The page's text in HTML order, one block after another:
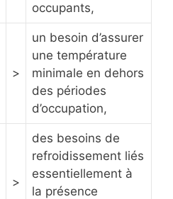
occupants,
>
un besoin d’assurer
une température
minimale en dehors
des périodes
d’occupation,
>
des besoins de
refroidissement liés
essentiellement à
la présence